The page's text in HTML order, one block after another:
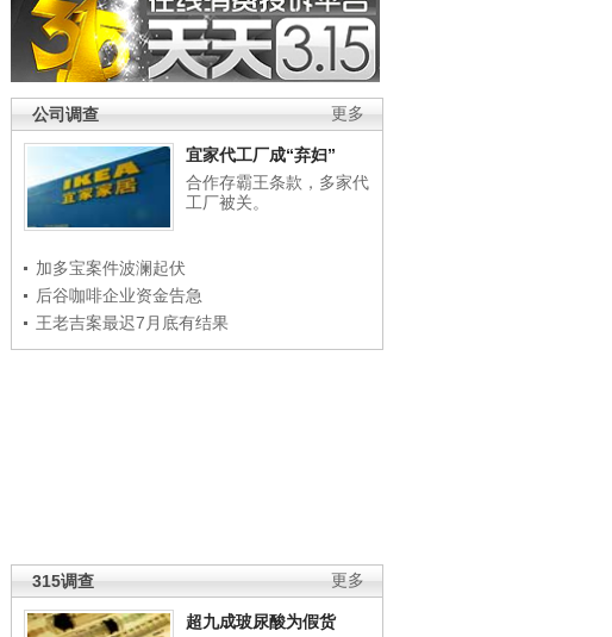
更多
公司调查
宜家代工厂成“弃妇”
合作存霸王条款，多家代
工厂被关。
加多宝案件波澜起伏
后谷咖啡企业资金告急
王老吉案最迟7月底有结果
更多
315调查
超九成玻尿酸为假货